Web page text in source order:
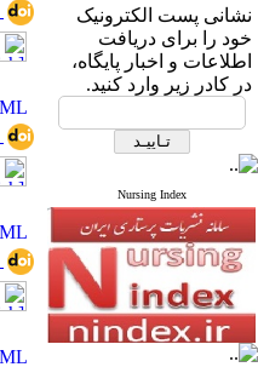
نشانی پست الکترونیک
خود را برای دریافت
اطلاعات و اخبار پایگاه،
در کادر زیر وارد کنید.
Nursing Index